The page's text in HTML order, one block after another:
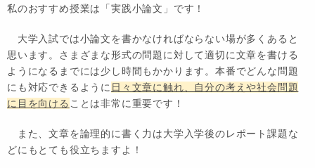
私のおすすめ授業は「実践小論文」です！
大学入試では小論文を書かなければならない場が多くあると
思います。さまざまな形式の問題に対して適切に文章を書ける
ようになるまでには少し時間もかかります。本番でどんな問題
にも対応できるように 日々文章に触れ、自分の考えや社会問題
に目を向ける ことは非常に重要です！
また、文章を論理的に書く力は大学入学後のレポート課題な
どにもとても役立ちますよ！